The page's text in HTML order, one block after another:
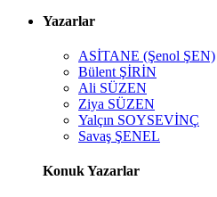
Yazarlar
ASİTANE (Şenol ŞEN)
Bülent ŞİRİN
Ali SÜZEN
Ziya SÜZEN
Yalçın SOYSEVİNÇ
Savaş ŞENEL
Konuk Yazarlar